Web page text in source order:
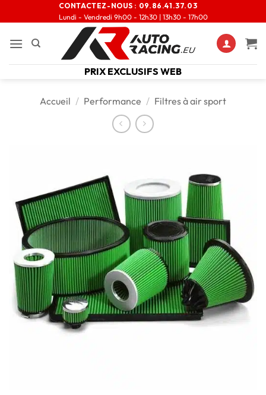
CONTACTEZ-NOUS : 09.86.41.37.03
Lundi - Vendredi 9h00 - 12h30 | 13h30 - 17h00
PRIX EXCLUSIFS WEB
Accueil / Performance / Filtres à air sport